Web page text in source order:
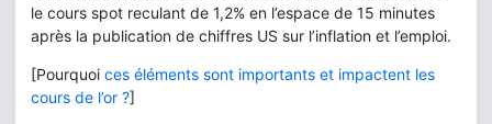
le cours spot reculant de 1,2% en l’espace de 15 minutes
après la publication de chiffres US sur l’inflation et l’emploi.
[Pourquoi ces éléments sont importants et impactent les
cours de l’or ?]